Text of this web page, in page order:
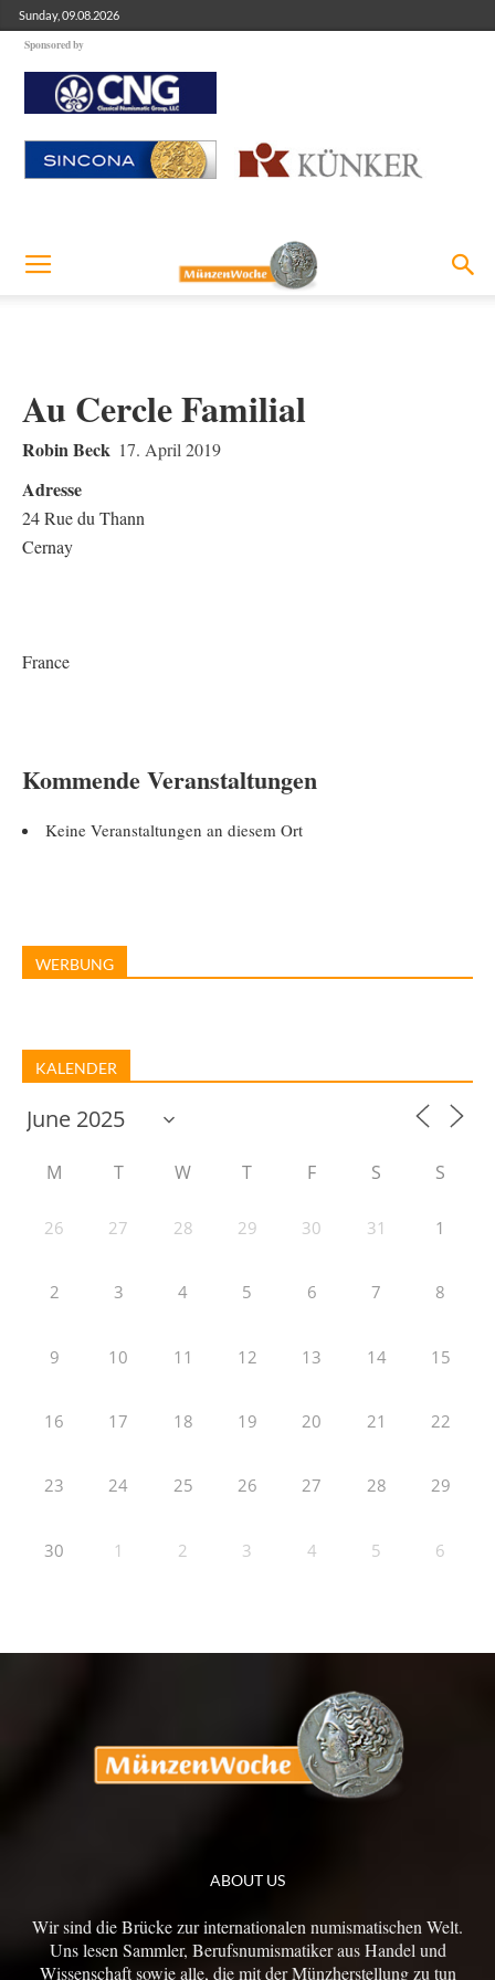
Sunday, 09.08.2026
Sponsored by
Au Cercle Familial
Robin Beck 17. April 2019
Adresse
24 Rue du Thann
Cernay
France
Kommende Veranstaltungen
Keine Veranstaltungen an diesem Ort
WERBUNG
KALENDER
M T W T F S S
26 27 28 29 30 31 1
2 3 4 5 6 7 8
9 10 11 12 13 14 15
16 17 18 19 20 21 22
23 24 25 26 27 28 29
30 1 2 3 4 5 6
ABOUT US
Wir sind die Brücke zur internationalen numismatischen Welt.
Uns lesen Sammler, Berufsnumismatiker aus Handel und
Wissenschaft sowie alle, die mit der Münzherstellung zu tun